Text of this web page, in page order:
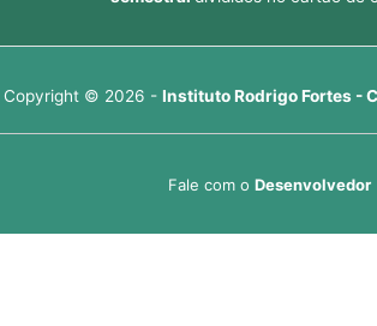
Copyright © 2026 - Instituto Rodrigo Fortes -
Fale com o Desenvolvedor